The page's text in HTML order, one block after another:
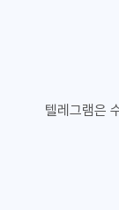
텔레그램은